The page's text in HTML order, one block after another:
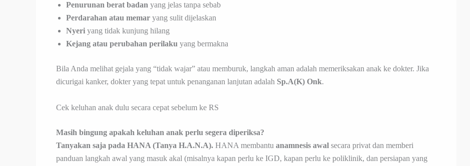
Penurunan berat badan yang jelas tanpa sebab
Perdarahan atau memar yang sulit dijelaskan
Nyeri yang tidak kunjung hilang
Kejang atau perubahan perilaku yang bermakna
Bila Anda melihat gejala yang “tidak wajar” atau memburuk, langkah aman adalah memeriksakan anak ke dokter. Jika
dicurigai kanker, dokter yang tepat untuk penanganan lanjutan adalah Sp.A(K) Onk.
Cek keluhan anak dulu secara cepat sebelum ke RS
Masih bingung apakah keluhan anak perlu segera diperiksa?
Tanyakan saja pada HANA (Tanya H.A.N.A). HANA membantu anamnesis awal secara privat dan memberi
panduan langkah awal yang masuk akal (misalnya kapan perlu ke IGD, kapan perlu ke poliklinik, dan persiapan yang